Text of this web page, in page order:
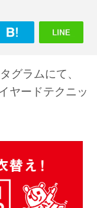
グラムにて、
ヤードテクニッ